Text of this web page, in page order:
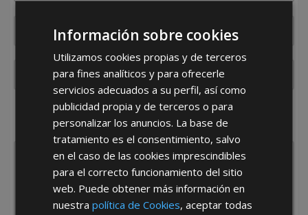
¿De dónde es la empresa?
España
Portugal Otros
Información sobre cookies
Utilizamos cookies propias y de terceros
para fines analíticos y para ofrecerle
servicios adecuados a su perfil, así como
publicidad propia y de terceros o para
personalizar los anuncios. La base de
tratamiento es el consentimiento, salvo
en el caso de las cookies imprescindibles
para el correcto funcionamiento del sitio
web. Puede obtener más información en
nuestrapolítica de Cookies, aceptar todas